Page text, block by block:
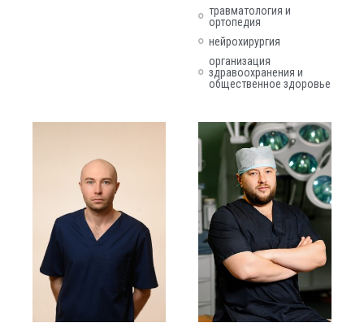
травматология и
ортопедия
нейрохирургия
организация
здравоохранения и
общественное здоровье